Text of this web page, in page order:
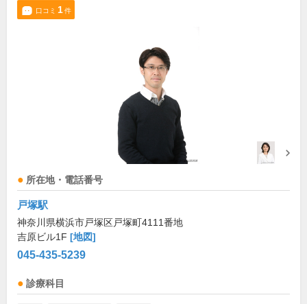
口コミ 1件
所在地・電話番号
戸塚駅
神奈川県横浜市戸塚区戸塚町4111番地
吉原ビル1F [地図]
045-435-5239
診療科目